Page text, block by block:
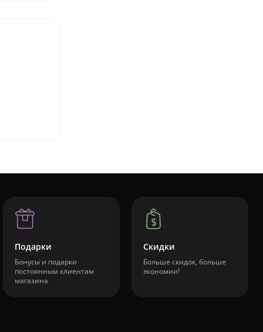
Подарки
Бонусы и подарки
постоянным клиентам
магазина
Скидки
Больше скидок, больше
экономии!